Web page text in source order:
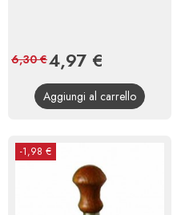
Prezzo
4,97 €
base
6,30 €
Aggiungi al carrello
-1,98 €